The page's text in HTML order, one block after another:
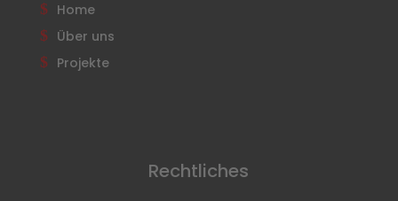
Home
Über uns
Projekte
Rechtliches